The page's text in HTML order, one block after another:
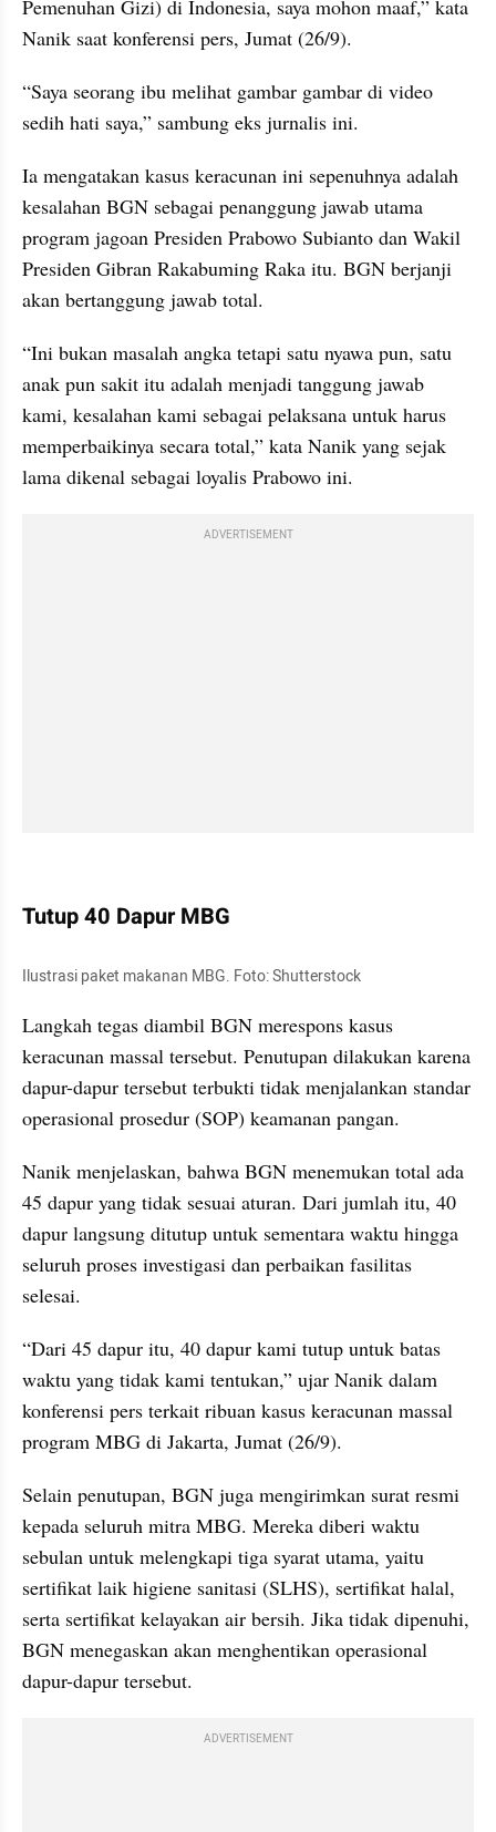
Pemenuhan Gizi) di Indonesia, saya mohon maaf,” kata
Nanik saat konferensi pers, Jumat (26/9).
“Saya seorang ibu melihat gambar gambar di video
sedih hati saya,” sambung eks jurnalis ini.
Ia mengatakan kasus keracunan ini sepenuhnya adalah
kesalahan BGN sebagai penanggung jawab utama
program jagoan Presiden Prabowo Subianto dan Wakil
Presiden Gibran Rakabuming Raka itu. BGN berjanji
akan bertanggung jawab total.
“Ini bukan masalah angka tetapi satu nyawa pun, satu
anak pun sakit itu adalah menjadi tanggung jawab
kami, kesalahan kami sebagai pelaksana untuk harus
memperbaikinya secara total,” kata Nanik yang sejak
lama dikenal sebagai loyalis Prabowo ini.
ADVERTISEMENT
Tutup 40 Dapur MBG
Ilustrasi paket makanan MBG. Foto: Shutterstock
Langkah tegas diambil BGN merespons kasus
keracunan massal tersebut. Penutupan dilakukan karena
dapur-dapur tersebut terbukti tidak menjalankan standar
operasional prosedur (SOP) keamanan pangan.
Nanik menjelaskan, bahwa BGN menemukan total ada
45 dapur yang tidak sesuai aturan. Dari jumlah itu, 40
dapur langsung ditutup untuk sementara waktu hingga
seluruh proses investigasi dan perbaikan fasilitas
selesai.
“Dari 45 dapur itu, 40 dapur kami tutup untuk batas
waktu yang tidak kami tentukan,” ujar Nanik dalam
konferensi pers terkait ribuan kasus keracunan massal
program MBG di Jakarta, Jumat (26/9).
Selain penutupan, BGN juga mengirimkan surat resmi
kepada seluruh mitra MBG. Mereka diberi waktu
sebulan untuk melengkapi tiga syarat utama, yaitu
sertifikat laik higiene sanitasi (SLHS), sertifikat halal,
serta sertifikat kelayakan air bersih. Jika tidak dipenuhi,
BGN menegaskan akan menghentikan operasional
dapur-dapur tersebut.
ADVERTISEMENT